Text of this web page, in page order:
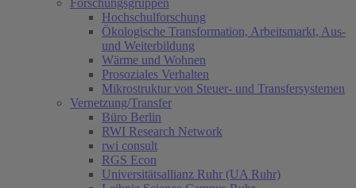
Forschungsgruppen
Hochschulforschung
Ökologische Transformation, Arbeitsmarkt, Aus-
und Weiterbildung
Wärme und Wohnen
Prosoziales Verhalten
Mikrostruktur von Steuer- und Transfersystemen
Vernetzung/Transfer
Büro Berlin
RWI Research Network
rwi consult
RGS Econ
Universitätsallianz Ruhr (UA Ruhr)